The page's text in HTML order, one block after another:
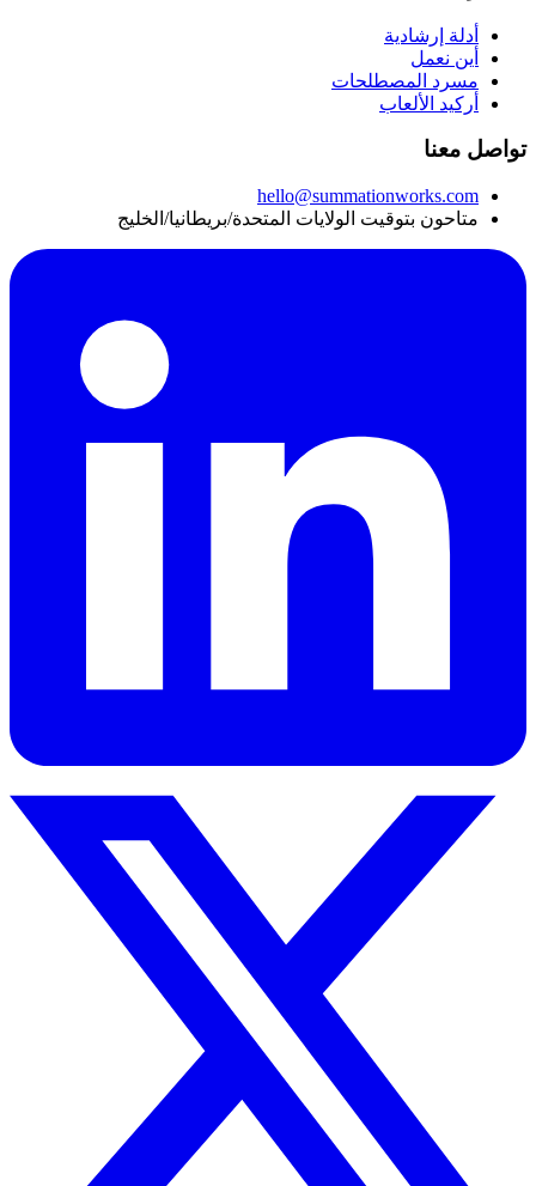
أدلة إرشادية
أين نعمل
مسرد المصطلحات
أركيد الألعاب
تواصل معنا
hello@summationworks.com
متاحون بتوقيت الولايات المتحدة/بريطانيا/الخليج